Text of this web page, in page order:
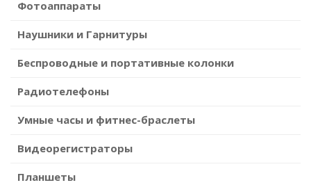
Фотоаппараты
Наушники и Гарнитуры
Беспроводные и портативные колонки
Радиотелефоны
Умные часы и фитнес-браслеты
Видеорегистраторы
Планшеты